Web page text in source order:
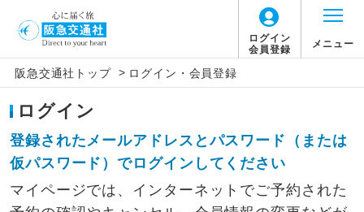
ログイン
会員登録
メニュー
阪急交通社トップ > ログイン・会員登録
ログイン
登録されたメールアドレスとパスワード（または
仮パスワード）でログインしてください
マイページでは、インターネットでご予約された